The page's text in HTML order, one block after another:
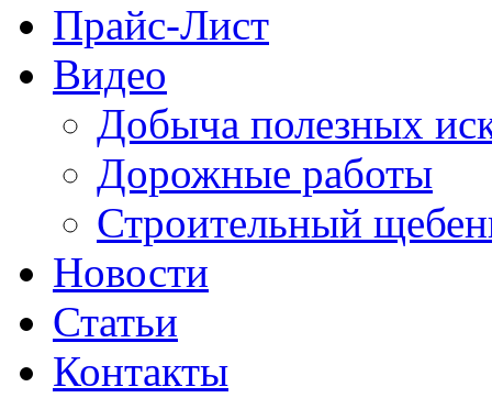
Прайс-Лист
Видео
Добыча полезных
Дорожные работы
Строительный
Новости
Статьи
Контакты